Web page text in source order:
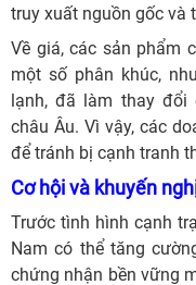
truy xuất nguồn gốc và
Về giá, các sản phẩm
một số phân khúc,
lạnh, đã làm thay đổi
châu Âu. Vì vậy, các
để tránh bị cạnh tranh
Cơ hội và khuyến
Trước tình hình cạnh
Nam có thể tăng
chứng nhận bền vững